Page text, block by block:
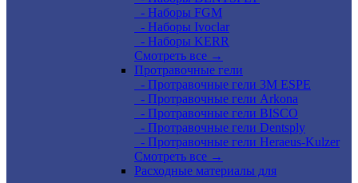
- Наборы FGM
- Наборы Ivoclar
- Наборы KERR
Смотреть все →
Протравочные гели
- Протравочные гели 3М ESPE
- Протравочные гели Arkona
- Протравочные гели BISCO
- Протравочные гели Dentsply
- Протравочные гели Heraeus-Kulzer
Смотреть все →
Расходные материалы для